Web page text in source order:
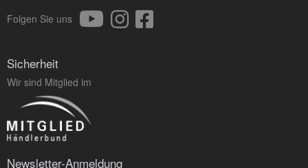
Folgen Sie uns
Sicherheit
Wir sind Mitglied im
Newsletter-Anmeldung